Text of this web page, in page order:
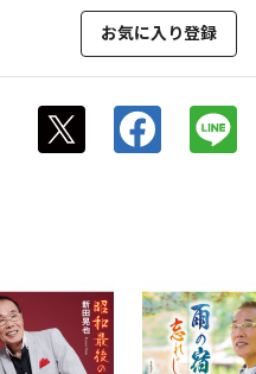
お気に入り登録